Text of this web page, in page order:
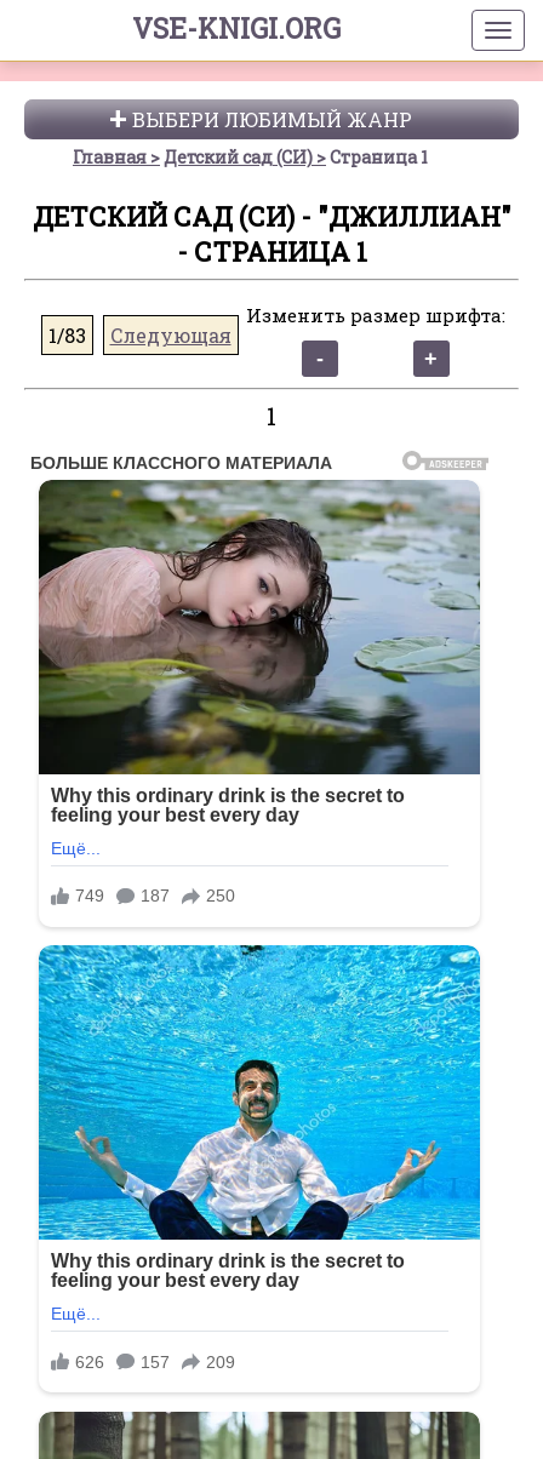
VSE-KNIGI.ORG
ВЫБЕРИ ЛЮБИМЫЙ ЖАНР
Главная Детский сад (СИ) Страница 1
ДЕТСКИЙ САД (СИ) - "ДЖИЛЛИАН"
- СТРАНИЦА 1
1/83 Следующая
Изменить размер шрифта:
1